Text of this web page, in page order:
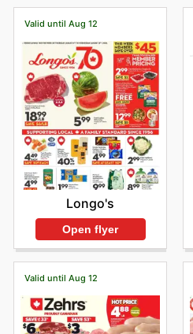
Valid until Aug 12
Longo's
Open flyer
Valid until Aug 12